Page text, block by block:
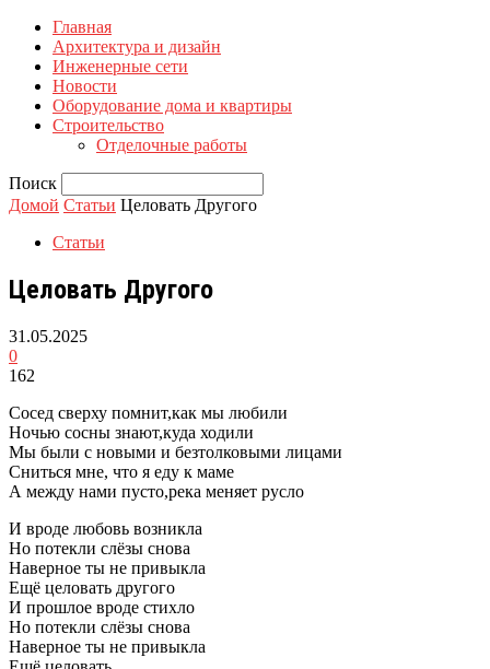
Главная
Архитектура и дизайн
Инженерные сети
Новости
Оборудование дома и квартиры
Строительство
Отделочные работы
Поиск
Домой Статьи Целовать Другого
Статьи
Целовать Другого
31.05.2025
0
162
Сосед сверху помнит,как мы любили
Ночью сосны знают,куда ходили
Мы были с новыми и безтолковыми лицами
Сниться мне, что я еду к маме
А между нами пусто,река меняет русло
И вроде любовь возникла
Но потекли слёзы снова
Наверное ты не привыкла
Ещё целовать другого
И прошлое вроде стихло
Но потекли слёзы снова
Наверное ты не привыкла